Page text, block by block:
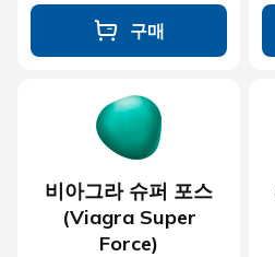
구매
비아그라 슈퍼 포스
(Viagra Super
Force)